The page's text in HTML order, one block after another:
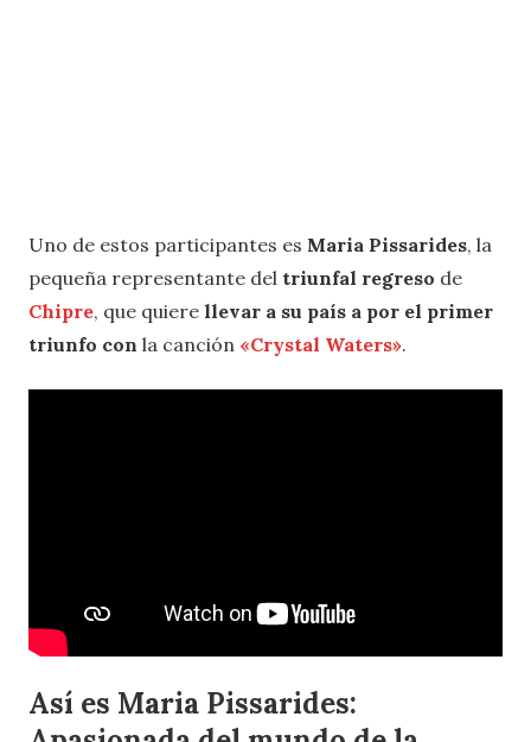
Uno de estos participantes es Maria Pissarides, la
pequeña representante del triunfal regreso de
Chipre, que quiere llevar a su país a por el primer
triunfo con la canción «Crystal Waters».
Así es Maria Pissarides: